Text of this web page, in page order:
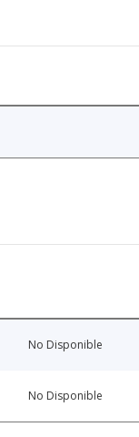
No Disponible
No Disponible